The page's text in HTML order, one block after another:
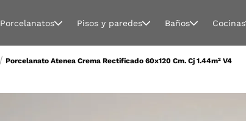
Porcelanatos Pisos y paredes Baños Cocinas
Porcelanato Atenea Crema Rectificado 60x120 Cm. Cj 1.44m² V4